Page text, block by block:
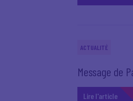
ACTUALITÉ
Message de
Lire l'article